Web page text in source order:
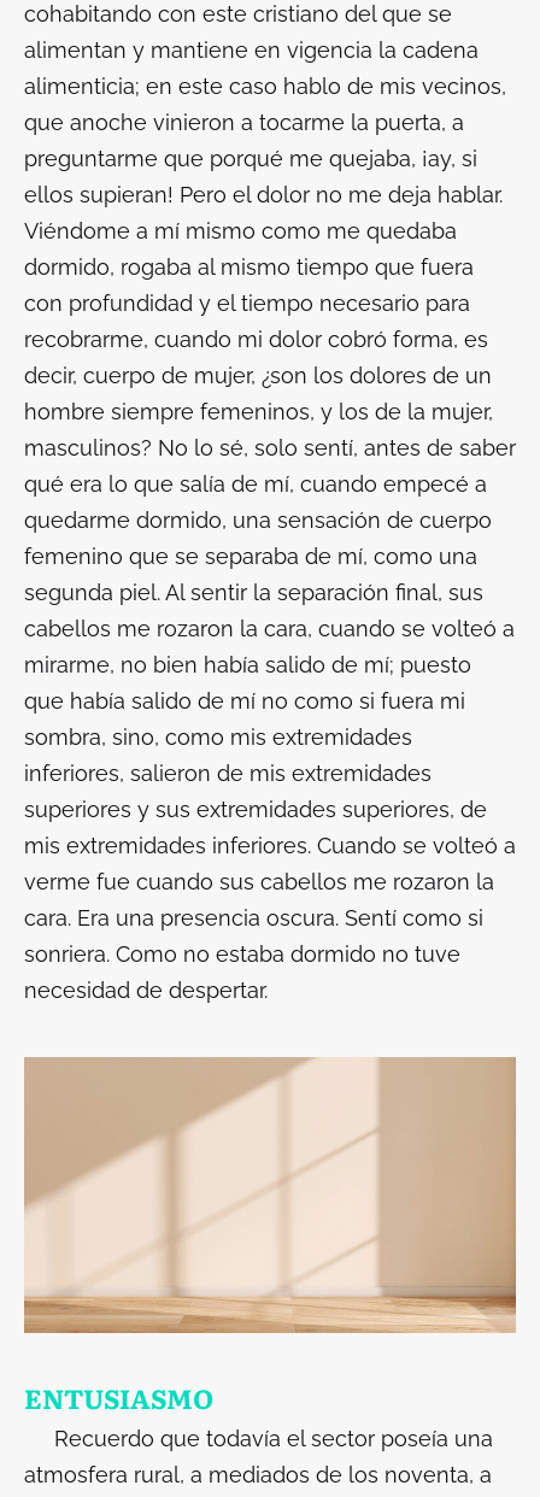
cohabitando con este cristiano del que se
alimentan y mantiene en vigencia la cadena
alimenticia; en este caso hablo de mis vecinos,
que anoche vinieron a tocarme la puerta, a
preguntarme que porqué me quejaba, ¡ay, si
ellos supieran! Pero el dolor no me deja hablar.
Viéndome a mí mismo como me quedaba
dormido, rogaba al mismo tiempo que fuera
con profundidad y el tiempo necesario para
recobrarme, cuando mi dolor cobró forma, es
decir, cuerpo de mujer, ¿son los dolores de un
hombre siempre femeninos, y los de la mujer,
masculinos? No lo sé, solo sentí, antes de saber
qué era lo que salía de mí, cuando empecé a
quedarme dormido, una sensación de cuerpo
femenino que se separaba de mí, como una
segunda piel. Al sentir la separación final, sus
cabellos me rozaron la cara, cuando se volteó a
mirarme, no bien había salido de mí; puesto
que había salido de mí no como si fuera mi
sombra, sino, como mis extremidades
inferiores, salieron de mis extremidades
superiores y sus extremidades superiores, de
mis extremidades inferiores. Cuando se volteó a
verme fue cuando sus cabellos me rozaron la
cara. Era una presencia oscura. Sentí como si
sonriera. Como no estaba dormido no tuve
necesidad de despertar.
ENTUSIASMO
Recuerdo que todavía el sector poseía una
atmosfera rural, a mediados de los noventa, a